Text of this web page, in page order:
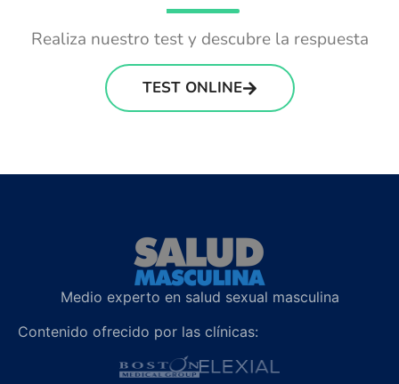
Realiza nuestro test y descubre la respuesta
TEST ONLINE
Medio experto en salud sexual masculina
Contenido ofrecido por las clínicas: